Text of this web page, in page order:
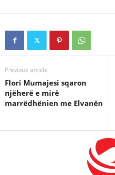
Previous article
Flori Mumajesi sqaron
njëherë e mirë
marrëdhënien me Elvanën